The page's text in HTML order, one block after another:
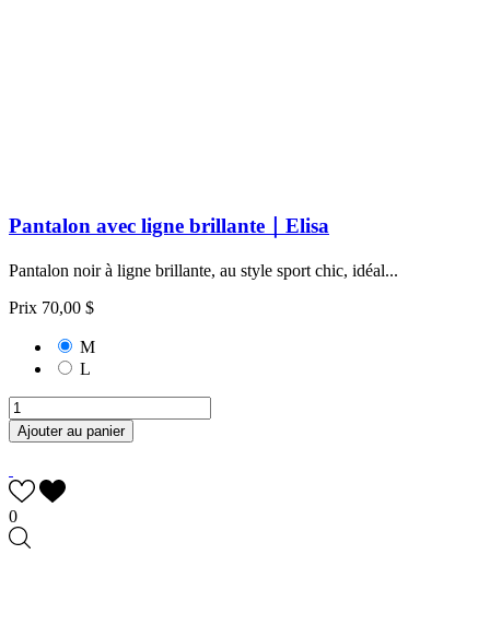
Pantalon avec ligne brillante｜Elisa
Pantalon noir à ligne brillante, au style sport chic, idéal...
Prix 70,00 $
M
L
Ajouter au panier
0